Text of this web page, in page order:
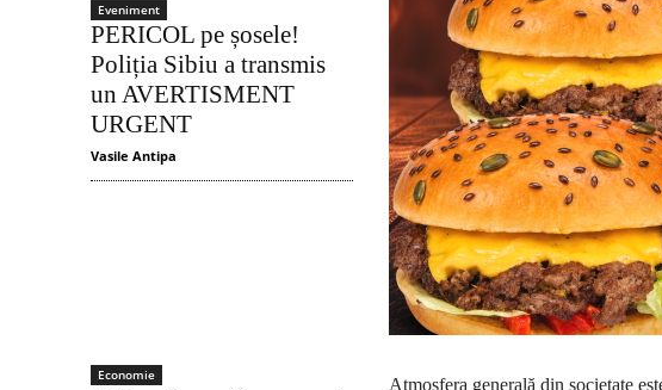
Eveniment
PERICOL pe șosele!
Poliția Sibiu a transmis
un AVERTISMENT
URGENT
Vasile Antipa
Economie
Atmosfera generală din societate